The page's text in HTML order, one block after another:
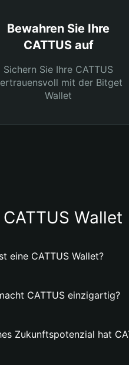
Bewahren Sie Ihre
CATTUS auf
Sichern Sie Ihre CATTUS
mit der Bitget
Wallet
Wallet
eine CATTUS Wallet?
CATTUS einzigartig?
Zukunftspotenzial hat